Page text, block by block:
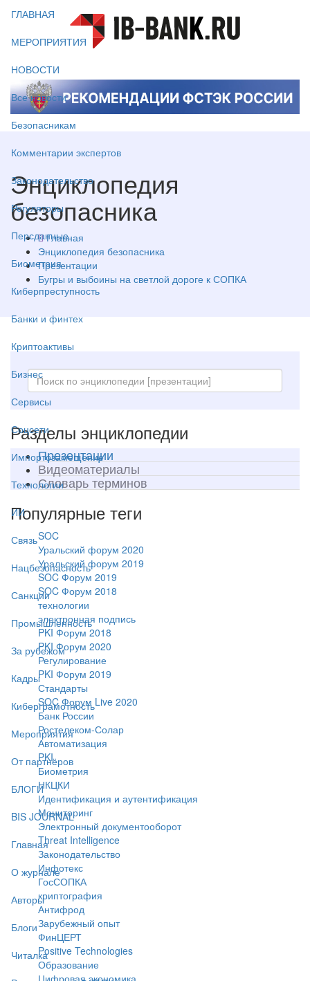
ГЛАВНАЯ
МЕРОПРИЯТИЯ
НОВОСТИ
Все новости
Безопасникам
Комментарии экспертов
Законодательство
Регуляторы
Персданные
Биометрия
Киберпреступность
Банки и финтех
Криптоактивы
Бизнес
Сервисы
Соцсети
Импортозамещение
Технологии
ИИ
Связь
Нацбезопасность
Санкции
Промышленность
За рубежом
Кадры
Киберграмотность
Мероприятия
От партнёров
БЛОГИ
BIS JOURNAL
Главная
О журнале
Авторы
Блоги
Читалка
Энциклопедия
безопасника
Главная
Энциклопедия безопасника
Презентации
Бугры и выбоины на светлой дороге к СОПКА
Разделы энциклопедии
Презентации
Видеоматериалы
Словарь терминов
Популярные теги
SOC
Уральский форум 2020
Уральский форум 2019
SOC Форум 2019
SOC Форум 2018
технологии
электронная подпись
PKI Форум 2018
PKI Форум 2020
Регулирование
PKI Форум 2019
Стандарты
SOC Форум Live 2020
Банк России
Ростелеком-Солар
Автоматизация
PKI
Биометрия
НКЦКИ
Идентификация и аутентификация
Мониторинг
Электронный документооборот
Threat Intelligence
Законодательство
Инфотекс
ГосСОПКА
криптография
Антифрод
Зарубежный опыт
ФинЦЕРТ
Positive Technologies
Образование
Цифровая экономика